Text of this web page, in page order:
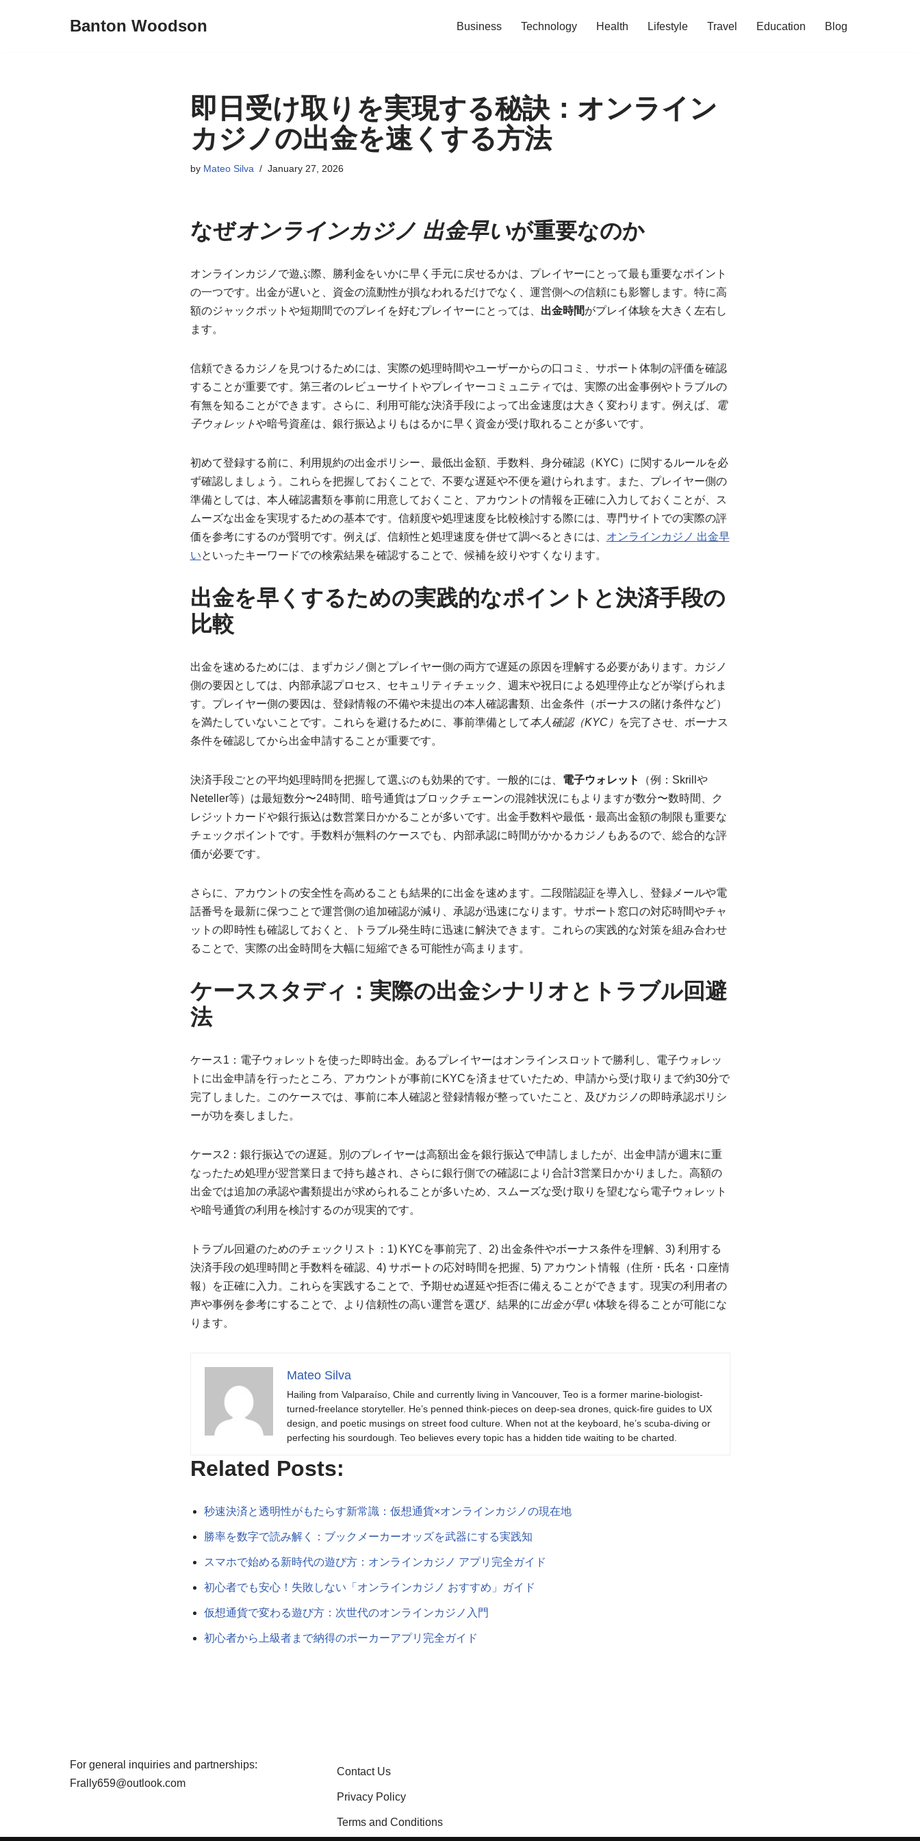
Banton Woodson Business Technology Health Lifestyle Travel Education Blog
即日受け取りを実現する秘訣：オンライン
カジノの出金を速くする方法
by Mateo Silva January 27, 2026
なぜオンラインカジノ 出金早いが重要なのか
オンラインカジノで遊ぶ際、勝利金をいかに早く手元に戻せるかは、プレイヤーにとって最も重要なポイント
の一つです。出金が遅いと、資金の流動性が損なわれるだけでなく、運営側への信頼にも影響します。特に高
額のジャックポットや短期間でのプレイを好むプレイヤーにとっては、 出金時間がプレイ体験を大きく左右し
ます。
信頼できるカジノを見つけるためには、実際の処理時間やユーザーからの口コミ、サポート体制の評価を確認
することが重要です。第三者のレビューサイトやプレイヤーコミュニティでは、実際の出金事例やトラブルの
有無を知ることができます。さらに、利用可能な決済手段によって出金速度は大きく変わります。例えば、
電
子ウォレットや暗号資産は、銀行振込よりもはるかに早く資金が受け取れることが多いです。
初めて登録する前に、利用規約の出金ポリシー、最低出金額、手数料、身分確認（KYC）に関するルールを必
ず確認しましょう。これらを把握しておくことで、不要な遅延や不便を避けられます。また、プレイヤー側の
準備としては、本人確認書類を事前に用意しておくこと、アカウントの情報を正確に入力しておくことが、ス
ムーズな出金を実現するための基本です。信頼度や処理速度を比較検討する際には、専門サイトでの実際の評
価を参考にするのが賢明です。例えば、信頼性と処理速度を併せて調べるときには、 オンラインカジノ 出金早
いといったキーワードでの検索結果を確認することで、候補を絞りやすくなります。
出金を早くするための実践的なポイントと決済手段の
比較
出金を速めるためには、まずカジノ側とプレイヤー側の両方で遅延の原因を理解する必要があります。カジノ
側の要因としては、内部承認プロセス、セキュリティチェック、週末や祝日による処理停止などが挙げられま
す。プレイヤー側の要因は、登録情報の不備や未提出の本人確認書類、出金条件（ボーナスの賭け条件など）
を満たしていないことです。これらを避けるために、事前準備として本人確認（KYC）
を完了させ、ボーナス
条件を確認してから出金申請することが重要です。
決済手段ごとの平均処理時間を把握して選ぶのも効果的です。一般的には、 電子ウォレット
（例：Skrillや
Neteller等）は最短数分〜24時間、暗号通貨はブロックチェーンの混雑状況にもよりますが数分〜数時間、ク
レジットカードや銀行振込は数営業日かかることが多いです。出金手数料や最低・最高出金額の制限も重要な
チェックポイントです。手数料が無料のケースでも、内部承認に時間がかかるカジノもあるので、総合的な評
価が必要です。
さらに、アカウントの安全性を高めることも結果的に出金を速めます。二段階認証を導入し、登録メールや電
話番号を最新に保つことで運営側の追加確認が減り、承認が迅速になります。サポート窓口の対応時間やチャ
ットの即時性も確認しておくと、トラブル発生時に迅速に解決できます。これらの実践的な対策を組み合わせ
ることで、実際の出金時間を大幅に短縮できる可能性が高まります。
ケーススタディ：実際の出金シナリオとトラブル回避
法
ケース1：電子ウォレットを使った即時出金。あるプレイヤーはオンラインスロットで勝利し、電子ウォレッ
トに出金申請を行ったところ、アカウントが事前にKYCを済ませていたため、申請から受け取りまで約30分で
完了しました。このケースでは、事前に本人確認と登録情報が整っていたこと、及びカジノの即時承認ポリシ
ーが功を奏しました。
ケース2：銀行振込での遅延。別のプレイヤーは高額出金を銀行振込で申請しましたが、出金申請が週末に重
なったため処理が翌営業日まで持ち越され、さらに銀行側での確認により合計3営業日かかりました。高額の
出金では追加の承認や書類提出が求められることが多いため、スムーズな受け取りを望むなら電子ウォレット
や暗号通貨の利用を検討するのが現実的です。
トラブル回避のためのチェックリスト：1) KYCを事前完了、2) 出金条件やボーナス条件を理解、3) 利用する
決済手段の処理時間と手数料を確認、4) サポートの応対時間を把握、5) アカウント情報（住所・氏名・口座情
報）を正確に入力。これらを実践することで、予期せぬ遅延や拒否に備えることができます。現実の利用者の
声や事例を参考にすることで、より信頼性の高い運営を選び、結果的に出金が早い体験を得ることが可能にな
ります。
Mateo Silva
Hailing from Valparaíso, Chile and currently living in Vancouver, Teo is a former marine-biologist-
turned-freelance storyteller. He’s penned think-pieces on deep-sea drones, quick-fire guides to UX
design, and poetic musings on street food culture. When not at the keyboard, he’s scuba-diving or
perfecting his sourdough. Teo believes every topic has a hidden tide waiting to be charted.
Related Posts:
秒速決済と透明性がもたらす新常識：仮想通貨×オンラインカジノの現在地
勝率を数字で読み解く：ブックメーカーオッズを武器にする実践知
スマホで始める新時代の遊び方：オンラインカジノ アプリ完全ガイド
初心者でも安心！失敗しない「オンラインカジノ おすすめ」ガイド
仮想通貨で変わる遊び方：次世代のオンラインカジノ入門
初心者から上級者まで納得のポーカーアプリ完全ガイド
For general inquiries and partnerships:
Frally659@outlook.com
Contact Us
Privacy Policy
Terms and Conditions